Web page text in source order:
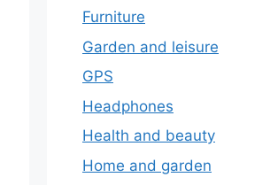
Furniture
Garden and leisure
GPS
Headphones
Health and beauty
Home and garden